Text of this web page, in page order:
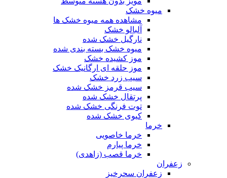
میوه خشک
مشاهده همه میوه خشک ها
آلبالو خشک
نارگیل خشک شده
میوه خشک بسته بندی شده
موز کشیده خشک
موز حلقه ای ارگانیک خشک
سیب زرد خشک
سیب قرمز خشک شده
پرتقال خشک شده
توت فرنگی خشک شده
کیوی خشک شده
خرما
خرما خاصویی
خرما پیارم
خرما قصب (زاهدی)
زعفران
زعفران سحرخیز